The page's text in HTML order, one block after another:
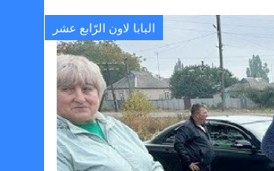
البابا لاون الرّابع عشر